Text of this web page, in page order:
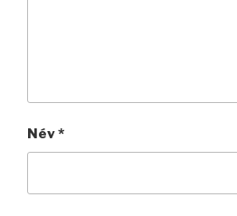
Név*